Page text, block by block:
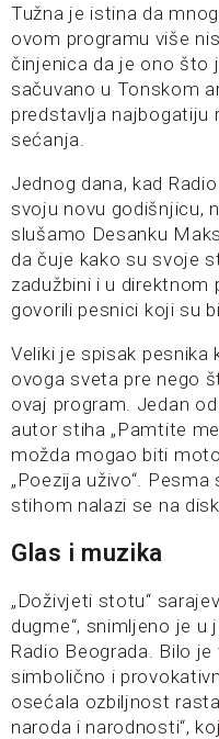
Tužna je istina da
ovom programu više
činjenica da je ono što
sačuvano u Tonskom
predstavlja najbogatiju
sećanja.
Jednog dana, kad
svoju novu godišnjicu,
slušamo Desanku
da čuje kako su svoje
zadužbini i u direktnom
govorili pesnici koji su
Veliki je spisak
ovoga sveta pre nego
ovaj program. Jedan
autor stiha „Pamtite
možda mogao biti
„Poezija uživo“.
stihom nalazi se na
Glas i muzika
„Doživjeti stotu“
dugme“, snimljeno je u
Radio Beograda. Bilo
simbolično i
osećala ozbiljnost
naroda i narodnosti“,